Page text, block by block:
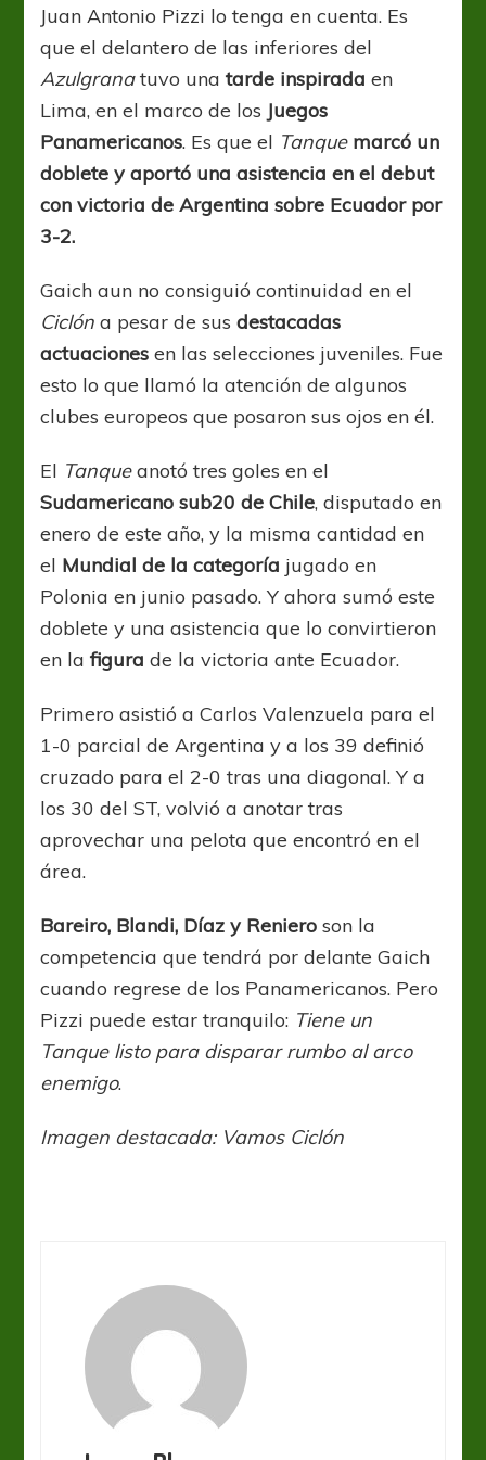
Juan Antonio Pizzi lo tenga en cuenta. Es
que el delantero de las inferiores del
Azulgranatuvo unatarde inspirada en
Lima, en el marco de los Juegos
Panamericanos. Es que el Tanque marcó un
doblete y aportó una asistencia en el debut
con victoria de Argentina sobre Ecuador por
3-2.
Gaich aun no consiguió continuidad en el
Ciclóna pesar de susdestacadas
actuaciones en las selecciones juveniles. Fue
esto lo que llamó la atención de algunos
clubes europeos que posaron sus ojos en él.
El Tanqueanotó tres goles en el
Sudamericano sub20 de Chile, disputado en
enero de este año, y la misma cantidad en
el Mundial de la categoría jugado en
Polonia en junio pasado. Y ahora sumó este
doblete y una asistencia que lo convirtieron
en la figurade la victoria ante Ecuador.
Primero asistió a Carlos Valenzuela para el
1-0 parcial de Argentina y a los 39 definió
cruzado para el 2-0 tras una diagonal. Y a
los 30 del ST, volvió a anotar tras
aprovechar una pelota que encontró en el
área.
Bareiro, Blandi, Díaz y Reniero son la
competencia que tendrá por delante Gaich
cuando regrese de los Panamericanos. Pero
Pizzi puede estar tranquilo: Tiene un
Tanque listo para disparar rumbo al arco
enemigo.
Imagen destacada: Vamos Ciclón